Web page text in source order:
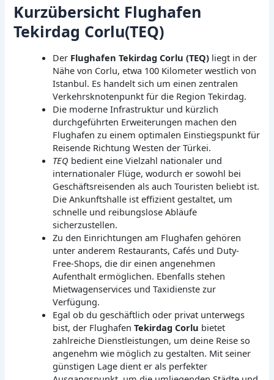
Kurzübersicht Flughafen
Tekirdag Corlu(TEQ)
Der Flughafen Tekirdag Corlu (TEQ) liegt in der
Nähe von Corlu, etwa 100 Kilometer westlich von
Istanbul. Es handelt sich um einen zentralen
Verkehrsknotenpunkt für die Region Tekirdag.
Die moderne Infrastruktur und kürzlich
durchgeführten Erweiterungen machen den
Flughafen zu einem optimalen Einstiegspunkt für
Reisende Richtung Westen der Türkei.
TEQ bedient eine Vielzahl nationaler und
internationaler Flüge, wodurch er sowohl bei
Geschäftsreisenden als auch Touristen beliebt ist.
Die Ankunftshalle ist effizient gestaltet, um
schnelle und reibungslose Abläufe
sicherzustellen.
Zu den Einrichtungen am Flughafen gehören
unter anderem Restaurants, Cafés und Duty-
Free-Shops, die dir einen angenehmen
Aufenthalt ermöglichen. Ebenfalls stehen
Mietwagenservices und Taxidienste zur
Verfügung.
Egal ob du geschäftlich oder privat unterwegs
bist, der FlughafenTekirdag Corlu bietet
zahlreiche Dienstleistungen, um deine Reise so
angenehm wie möglich zu gestalten. Mit seiner
günstigen Lage dient er als perfekter